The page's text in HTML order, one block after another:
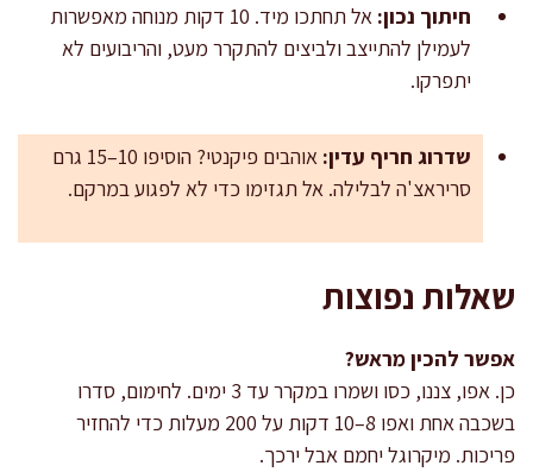
חיתוך נכון:
אל תחתכו מיד. 10 דקות מנוחה מאפשרות
לעמילן להתייצב ולביצים להתקרר מעט, והריבועים לא
יתפרקו.
שדרוג חריף עדין:
אוהבים פיקנטי? הוסיפו 10–15 גרם
סריראצ'ה לבלילה. אל תגזימו כדי לא לפגוע במרקם.
שאלות נפוצות
אפשר להכין מראש?
כן. אפו, צננו, כסו ושמרו במקרר עד 3 ימים. לחימום, סדרו
בשכבה אחת ואפו 8–10 דקות על 200 מעלות כדי להחזיר
פריכות. מיקרוגל יחמם אבל ירכך.